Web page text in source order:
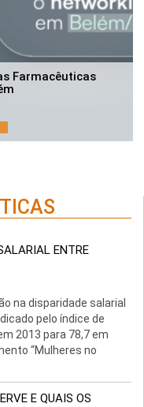
Farmacêuticas
ENTRE
na disparidade salarial
pelo índice de
2013 para 78,7 em
“Mulheres no
E QUAIS OS